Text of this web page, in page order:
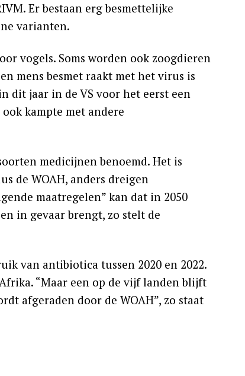
Er bestaan erg besmettelijke
varianten.
vogels. Soms worden ook zoogdieren
mens besmet raakt met het virus is
dit jaar in de VS voor het eerst een
kampte met andere
medicijnen benoemd. Het is
de WOAH, anders dreigen
maatregelen” kan dat in 2050
in gevaar brengt, zo stelt de
van antibiotica tussen 2020 en 2022.
“Maar een op de vijf landen blijft
afgeraden door de WOAH”, zo staat